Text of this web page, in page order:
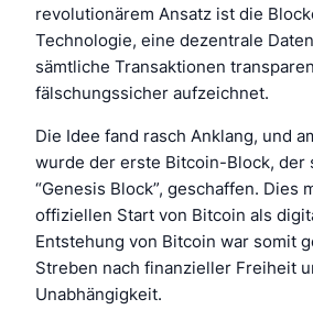
revolutionärem Ansatz ist die
Technologie, eine dezentrale
sämtliche Transaktionen
fälschungssicher aufzeichnet.
Die Idee fand rasch Anklang, und
wurde der erste Bitcoin-Block, der
“Genesis Block”, geschaffen. Dies
offiziellen Start von Bitcoin als
Entstehung von Bitcoin war somit
Streben nach finanzieller Freiheit
Unabhängigkeit.